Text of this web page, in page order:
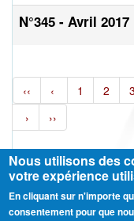
N°345 - Avril 2017
‹‹ ‹ 1 2 3
›
››
Ⓒ CGT Fédération
Nous utilisons des
votre expérience
En cliquant sur n'importe
consentement pour que